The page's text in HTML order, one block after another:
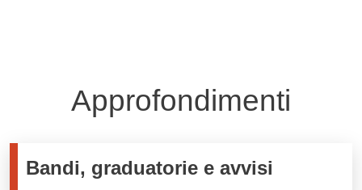
Approfondimenti
Bandi, graduatorie e avvisi